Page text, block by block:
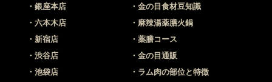
銀座本店
六本木店
新宿店
渋谷店
池袋店
金の目食材豆知識
麻辣湯薬膳火鍋
薬膳コース
金の目通販
ラム肉の部位と特徴